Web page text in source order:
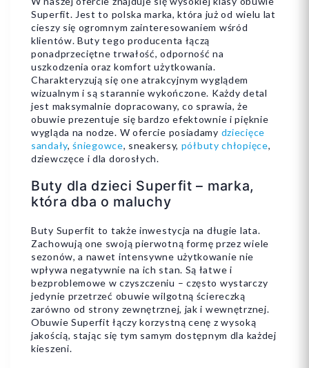
Superfit. Jest to polska marka, która już od wielu lat
cieszy się ogromnym zainteresowaniem wśród
klientów. Buty tego producenta łączą
ponadprzeciętne trwałość, odporność na
uszkodzenia oraz komfort użytkowania.
Charakteryzują się one atrakcyjnym wyglądem
wizualnym i są starannie wykończone. Każdy detal
jest maksymalnie dopracowany, co sprawia, że
obuwie prezentuje się bardzo efektownie i pięknie
wygląda na nodze. W ofercie posiadamy dziecięce
sandały,śniegowce, sneakersy, półbuty chłopięce,
dziewczęce i dla dorosłych.
Buty dla dzieci Superfit – marka,
która dba o maluchy
Buty Superfit to także inwestycja na długie lata.
Zachowują one swoją pierwotną formę przez wiele
sezonów, a nawet intensywne użytkowanie nie
wpływa negatywnie na ich stan. Są łatwe i
bezproblemowe w czyszczeniu – często wystarczy
jedynie przetrzeć obuwie wilgotną ściereczką
zarówno od strony zewnętrznej, jak i wewnętrznej.
Obuwie Superfit łączy korzystną cenę z wysoką
jakością, stając się tym samym dostępnym dla każdej
kieszeni.
19 20
Dodaj do koszyka
19 20
Dodaj do koszyka